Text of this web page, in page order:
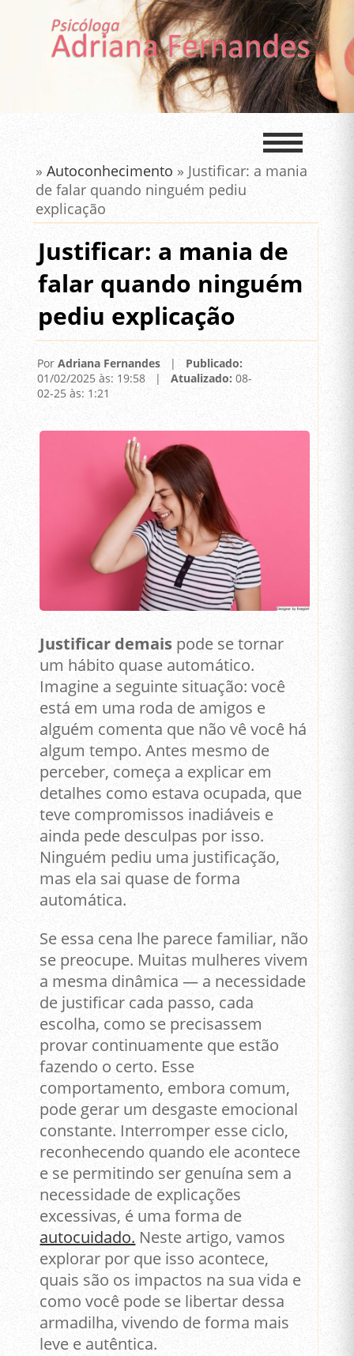
»Autoconhecimento » Justificar: a mania
de falar quando ninguém pediu
explicação
Justificar: a mania de
falar quando ninguém
pediu explicação
Por Adriana Fernandes| Publicado:
01/02/2025 às: 19:58 | Atualizado:08-
02-25 às: 1:21
Justificar demais pode se tornar
um hábito quase automático.
Imagine a seguinte situação: você
está em uma roda de amigos e
alguém comenta que não vê você há
algum tempo. Antes mesmo de
perceber, começa a explicar em
detalhes como estava ocupada, que
teve compromissos inadiáveis e
ainda pede desculpas por isso.
Ninguém pediu uma justificação,
mas ela sai quase de forma
automática.
Se essa cena lhe parece familiar, não
se preocupe. Muitas mulheres vivem
a mesma dinâmica — a necessidade
de justificar cada passo, cada
escolha, como se precisassem
provar continuamente que estão
fazendo o certo. Esse
comportamento, embora comum,
pode gerar um desgaste emocional
constante. Interromper esse ciclo,
reconhecendo quando ele acontece
e se permitindo ser genuína sem a
necessidade de explicações
excessivas, é uma forma de
autocuidado. Neste artigo, vamos
explorar por que isso acontece,
quais são os impactos na sua vida e
como você pode se libertar dessa
armadilha, vivendo de forma mais
leve e autêntica.